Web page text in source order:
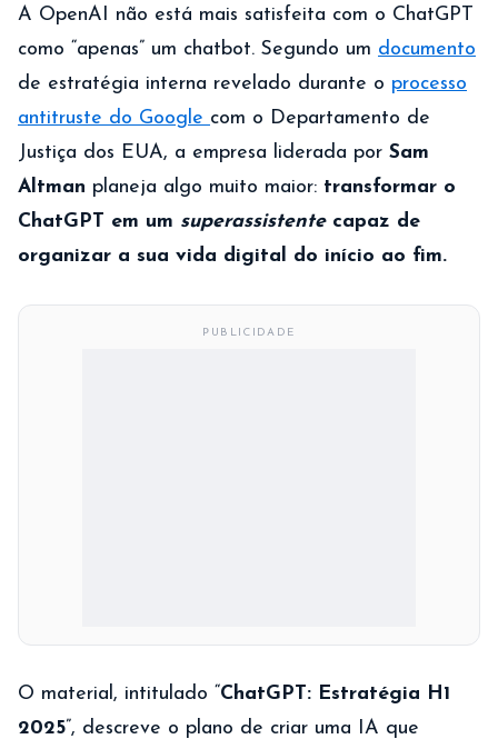
A OpenAI não está mais satisfeita com o ChatGPT
como “apenas” um chatbot. Segundo um documento
de estratégia interna revelado durante o processo
antitruste do Google com o Departamento de
Justiça dos EUA, a empresa liderada por Sam
Altman planeja algo muito maior: transformar o
ChatGPT em um superassistentecapaz de
organizar a sua vida digital do início ao fim.
PUBLICIDADE
O material, intitulado “ChatGPT: Estratégia H1
2025”, descreve o plano de criar uma IA que